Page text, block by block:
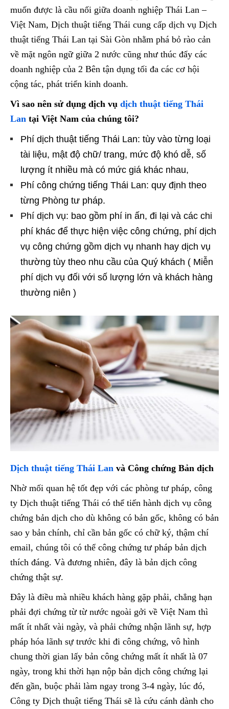
muốn được là cầu nối giữa doanh nghiệp Thái Lan –
Việt Nam, Dịch thuật tiếng Thái cung cấp dịch vụ Dịch
thuật tiếng Thái Lan tại Sài Gòn nhằm phá bỏ rào cản
về mặt ngôn ngữ giữa 2 nước cũng như thúc đẩy các
doanh nghiệp của 2 Bên tận dụng tối đa các cơ hội
cộng tác, phát triển kinh doanh.
Vì sao nên sử dụng dịch vụ dịch thuật tiếng Thái
Lan tại Việt Nam của chúng tôi?
Phí dịch thuật tiếng Thái Lan: tùy vào từng loại
tài liệu, mật độ chữ/ trang, mức độ khó dễ, số
lượng ít nhiều mà có mức giá khác nhau,
Phí công chứng tiếng Thái Lan: quy định theo
từng Phòng tư pháp.
Phí dịch vụ: bao gồm phí in ấn, đi lại và các chi
phí khác để thực hiện việc công chứng, phí dịch
vụ công chứng gồm dịch vụ nhanh hay dịch vụ
thường tùy theo nhu cầu của Quý khách ( Miễn
phí dịch vụ đối với số lượng lớn và khách hàng
thường niên )
Dịch thuật tiếng Thái Lan và Công chứng Bản dịch
Nhờ mối quan hệ tốt đẹp với các phòng tư pháp, công
ty Dịch thuật tiếng Thái có thể tiến hành dịch vụ công
chứng bản dịch cho dù không có bản gốc, không có bản
sao y bản chính, chỉ cần bản gốc có chữ ký, thậm chí
email, chúng tôi có thể công chứng tư pháp bản dịch
thích đáng. Và đương nhiên, đây là bản dịch công
chứng thật sự.
Đây là điều mà nhiều khách hàng gặp phải, chẳng hạn
phải đợi chứng từ từ nước ngoài gởi về Việt Nam thì
mất ít nhất vài ngày, và phải chứng nhận lãnh sự, hợp
pháp hóa lãnh sự trước khi đi công chứng, vô hình
chung thời gian lấy bản công chứng mất ít nhất là 07
ngày, trong khi thời hạn nộp bản dịch công chứng lại
đến gần, buộc phải làm ngay trong 3-4 ngày, lúc đó,
Công ty Dịch thuật tiếng Thái sẽ là cứu cánh dành cho